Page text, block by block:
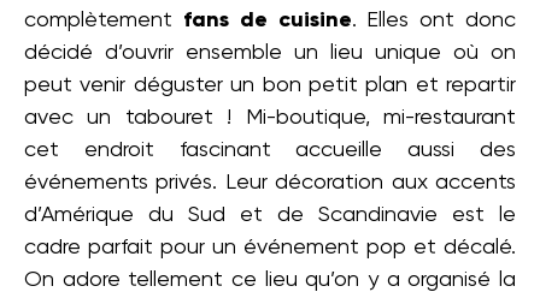
complètement fans de cuisine. Elles ont donc
décidé d’ouvrir ensemble un lieu unique où on
peut venir déguster un bon petit plan et repartir
avec un tabouret ! Mi-boutique, mi-restaurant
cet endroit fascinant accueille aussi des
événements privés. Leur décoration aux accents
d’Amérique du Sud et de Scandinavie est le
cadre parfait pour un événement pop et décalé.
On adore tellement ce lieu qu’on y a organisé la